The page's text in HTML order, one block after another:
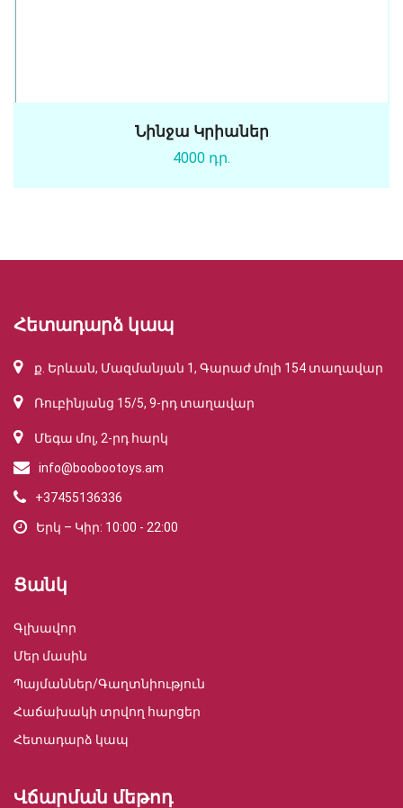
Նինջա Կրիաներ
4000 դր.
Հետադարձ կապ
ք. Երևան, Մազմանյան 1, Գարաժ մոլի 154 տաղավար
Ռուբինյանց 15/5, 9-րդ տաղավար
Մեգա մոլ, 2-րդ հարկ
info@boobootoys.am
+37455136336
Երկ – Կիր: 10:00 - 22:00
Ցանկ
Գլխավոր
Մեր մասին
Պայմաններ/Գաղտնիություն
Հաճախակի տրվող հարցեր
Հետադարձ կապ
Վճարման մեթոդ